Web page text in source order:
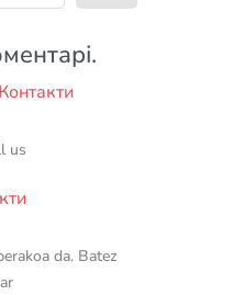
Контакти
us
da. Batez